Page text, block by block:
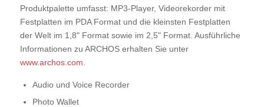
Produktpalette umfasst: MP3-Player, Videorekorder mit
Festplatten im PDA Format und die kleinsten Festplatten
der Welt im 1,8" Format sowie im 2,5" Format. Ausführliche
Informationen zu ARCHOS erhalten Sie unter
www.archos.com
Audio und Voice Recorder
Photo Wallet